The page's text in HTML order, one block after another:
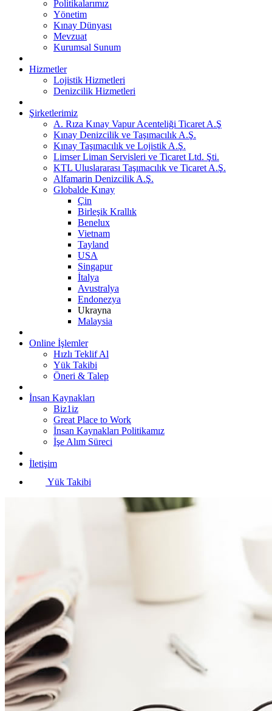
Politikalarımız
Yönetim
Kınay Dünyası
Mevzuat
Kurumsal Sunum
Hizmetler
Lojistik Hizmetleri
Denizcilik Hizmetleri
Şirketlerimiz
A. Rıza Kınay Vapur Acenteliği Ticaret A.Ş
Kınay Denizcilik ve Taşımacılık A.Ş.
Kınay Taşımacılık ve Lojistik A.Ş.
Limser Liman Servisleri ve Ticaret Ltd. Şti.
KTL Uluslararası Taşımacılık ve Ticaret A.Ş.
Alfamarin Denizcilik A.Ş.
Globalde Kınay
Çin
Birleşik Krallık
Benelux
Vietnam
Tayland
USA
Singapur
İtalya
Avustralya
Endonezya
Ukrayna
Malaysia
Online İşlemler
Hızlı Teklif Al
Yük Takibi
Öneri & Talep
İnsan Kaynakları
Biz1iz
Great Place to Work
İnsan Kaynakları Politikamız
İşe Alım Süreci
İletişim
Yük Takibi